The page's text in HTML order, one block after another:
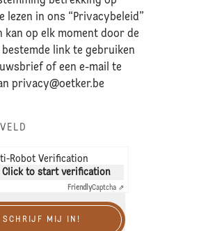
lezen in ons “Privacybeleid”
kan op elk moment door de
link te gebruiken
of een e-mail te
privacy@oetker.be
Robot Verification
Click to start verification
FriendlyCaptcha ⇗
SCHRIJF MIJ IN!